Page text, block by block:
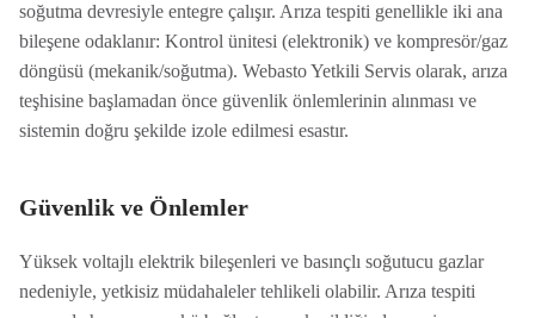
soğutma devresiyle entegre çalışır. Arıza tespiti genellikle iki ana
bileşene odaklanır: Kontrol ünitesi (elektronik) ve kompresör/gaz
döngüsü (mekanik/soğutma). Webasto Yetkili Servis olarak, arıza
teşhisine başlamadan önce güvenlik önlemlerinin alınması ve
sistemin doğru şekilde izole edilmesi esastır.
Güvenlik ve Önlemler
Yüksek voltajlı elektrik bileşenleri ve basınçlı soğutucu gazlar
nedeniyle, yetkisiz müdahaleler tehlikeli olabilir. Arıza tespiti